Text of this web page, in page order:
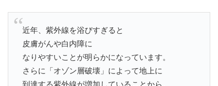
近年、紫外線を浴びすぎると
皮膚がんや白内障に
なりやすいことが明らかになっています。
さらに「オゾン層破壊」によって地上に
到達する紫外線が増加していることから、